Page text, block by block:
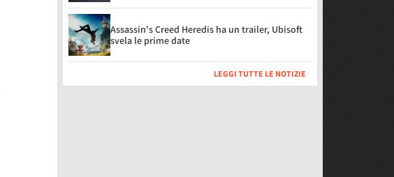
Assassin's Creed Heredis ha un trailer, Ubisoft
svela le prime date
LEGGI TUTTE LE NOTIZIE